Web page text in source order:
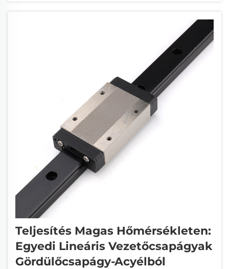
Teljesítés Magas Hőmérsékleten:
Egyedi Lineáris Vezetőcsapágyak
Gördülőcsapágy-Acyélból